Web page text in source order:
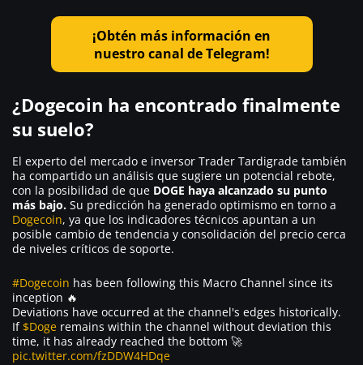
¡Obtén más información en
nuestro canal de Telegram!
¿Dogecoin ha encontrado finalmente
su suelo?
El experto del mercado e inversor Trader Tardigrade también
ha compartido un análisis que sugiere un potencial rebote,
con la posibilidad de que DOGE haya alcanzado su punto
más bajo. Su predicción ha generado optimismo en torno a
Dogecoin, ya que los indicadores técnicos apuntan a un
posible cambio de tendencia y consolidación del precio cerca
de niveles críticos de soporte.
#Dogecoin has been following this Macro Channel since its
inception 🔥
Deviations have occurred at the channel's edges historically.
If $Doge remains within the channel without deviation this
time, it has already reached the bottom 🚀
pic.twitter.com/fzDDW4HDqe